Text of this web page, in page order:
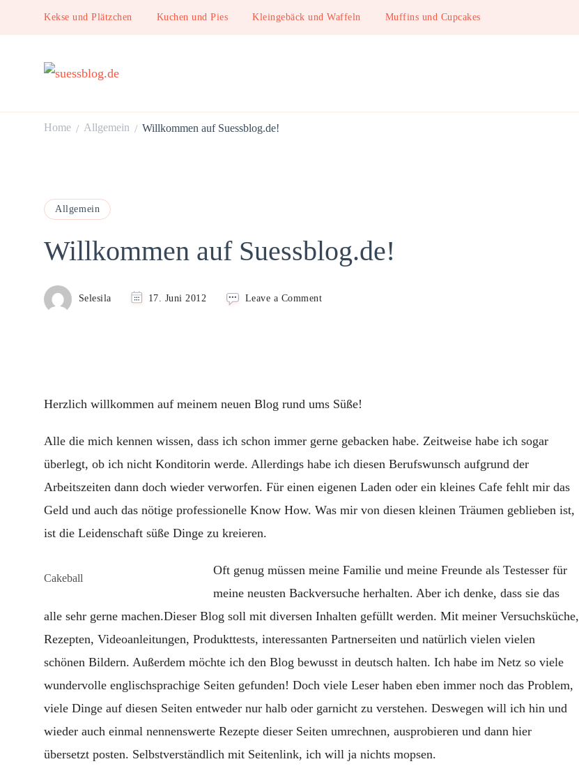
Kekse und Plätzchen Kuchen und Pies Kleingebäck und Waffeln Muffins und Cupcakes
Home / Allgemein / Willkommen auf Suessblog.de!
Allgemein
Willkommen auf Suessblog.de!
Selesila 17. Juni 2012 Leave a Commenton
Herzlich willkommen auf meinem neuen Blog rund ums Süße!
Alle die mich kennen wissen, dass ich schon immer gerne gebacken habe. Zeitweise habe ich sogar
überlegt, ob ich nicht Konditorin werde. Allerdings habe ich diesen Berufswunsch aufgrund der
Arbeitszeiten dann doch wieder verworfen. Für einen eigenen Laden oder ein kleines Cafe fehlt mir das
Geld und auch das nötige professionelle Know How. Was mir von diesen kleinen Träumen geblieben ist,
ist die Leidenschaft süße Dinge zu kreieren.
Cakeball
Oft genug müssen meine Familie und meine Freunde als Testesser für
meine neusten Backversuche herhalten. Aber ich denke, dass sie das
alle sehr gerne machen.Dieser Blog soll mit diversen Inhalten gefüllt werden. Mit meiner Versuchsküche,
Rezepten, Videoanleitungen, Produkttests, interessanten Partnerseiten und natürlich vielen vielen
schönen Bildern. Außerdem möchte ich den Blog bewusst in deutsch halten. Ich habe im Netz so viele
wundervolle englischsprachige Seiten gefunden! Doch viele Leser haben eben immer noch das Problem,
viele Dinge auf diesen Seiten entweder nur halb oder garnicht zu verstehen. Deswegen will ich hin und
wieder auch einmal nennenswerte Rezepte dieser Seiten umrechnen, ausprobieren und dann hier
übersetzt posten. Selbstverständlich mit Seitenlink, ich will ja nichts mopsen.